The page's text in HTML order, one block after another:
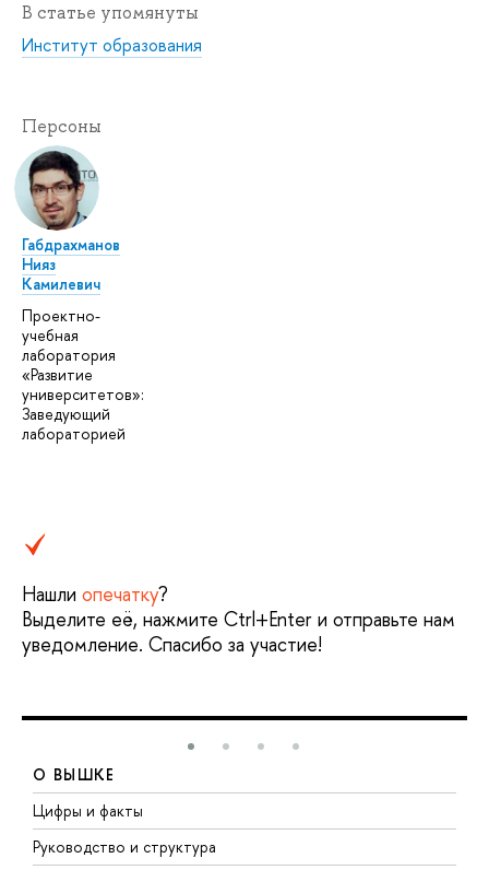
В статье упомянуты
Институт образования
Персоны
Габдрахманов
Нияз
Камилевич
Проектно-
учебная
лаборатория
«Развитие
университетов»:
Заведующий
лабораторией
Нашли опечатку?
Выделите её, нажмите Ctrl+Enter и отправьте нам
уведомление. Спасибо за участие!
О ВЫШКЕ
Цифры и факты
Руководство и структура